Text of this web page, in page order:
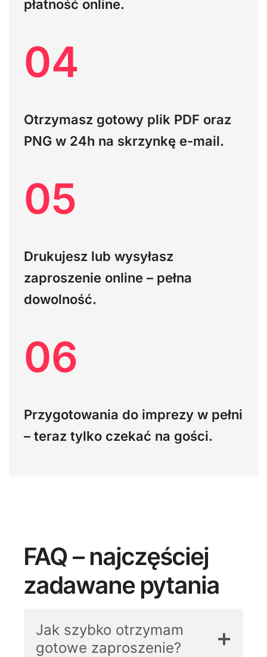
płatność online.
04
Otrzymasz gotowy plik PDF oraz
PNG w 24h na skrzynkę e-mail.
05
Drukujesz lub wysyłasz
zaproszenie online – pełna
dowolność.
06
Przygotowania do imprezy w pełni
– teraz tylko czekać na gości.
FAQ – najczęściej
zadawane pytania
Jak szybko otrzymam
gotowe zaproszenie?